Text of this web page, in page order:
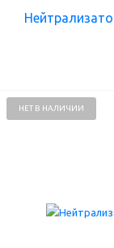
НЕТ В НАЛИЧИИ